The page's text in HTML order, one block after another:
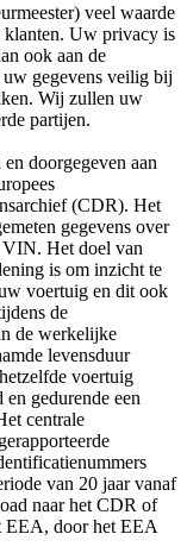
veel waarde
klanten. Uw privacy is
ook aan de
gegevens veilig bij
Wij zullen uw
partijen.
doorgegeven aan
(CDR). Het
gegevens over
Het doel van
is om inzicht te
voertuig en dit ook
de
de werkelijke
levensduur
voertuig
gedurende een
centrale
van 20 jaar vanaf
naar het CDR of
EEA, door het EEA